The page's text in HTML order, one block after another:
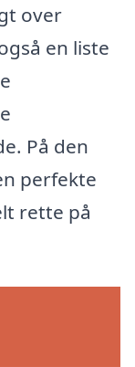
over
en liste
På den
perfekte
rette på